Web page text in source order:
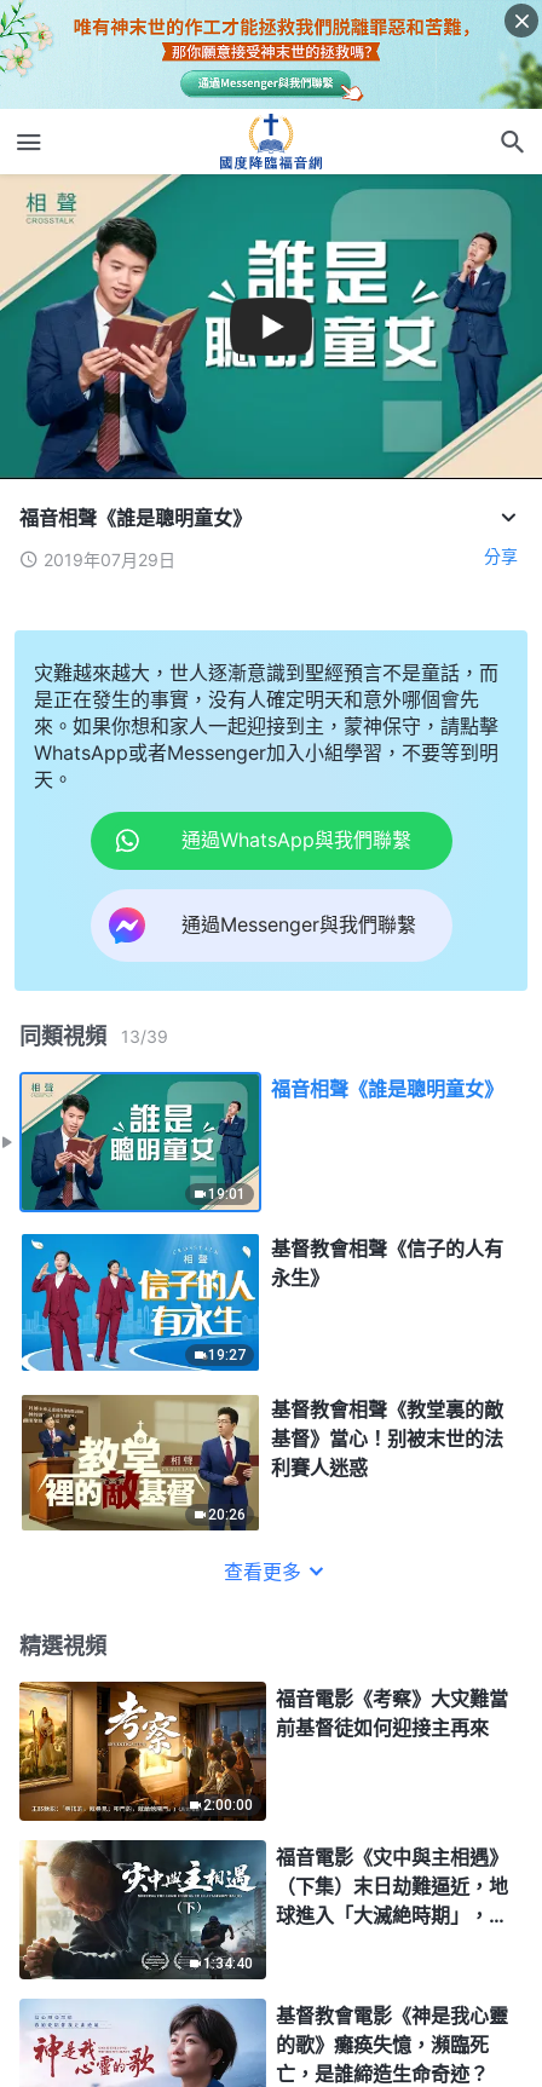
福音相聲《誰是聰明童女》
2019年07月29日 分享
灾難越來越大，世人逐漸意識到聖經預言不是童話，而
是正在發生的事實，没有人確定明天和意外哪個會先
來。如果你想和家人一起迎接到主，蒙神保守，請點擊
WhatsApp或者Messenger加入小組學習，不要等到明
天。
通過WhatsApp與我們聯繫
通過Messenger與我們聯繫
同類視頻 13/39
19:01
福音相聲《誰是聰明童女》
19:27
基督教會相聲《信子的人有
永生》
20:26
基督教會相聲《教堂裏的敵
基督》當心！别被末世的法
利賽人迷惑
查看更多
精選視頻
2:00:00
福音電影《考察》大灾難當
前基督徒如何迎接主再來
1:34:40
福音電影《灾中與主相遇》
（下集）末日劫難逼近，地
球進入「大滅絶時期」，人
基督教會電影《神是我心靈
的歌》癱痪失憶，瀕臨死
亡，是誰締造生命奇迹？